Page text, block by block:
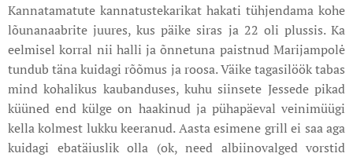
Kannatamatute kannatustekarikat hakati tühjendama kohe
lõunanaabrite juures, kus päike siras ja 22 oli plussis. Ka
eelmisel korral nii halli ja õnnetuna paistnud Marijampolė
tundub täna kuidagi rõõmus ja roosa. Väike tagasilöök tabas
mind kohalikus kaubanduses, kuhu siinsete Jessede pikad
küüned end külge on haakinud ja pühapäeval veinimüügi
kella kolmest lukku keeranud. Aasta esimene grill ei saa aga
kuidagi ebatäiuslik olla (ok, need albiinovalged vorstid